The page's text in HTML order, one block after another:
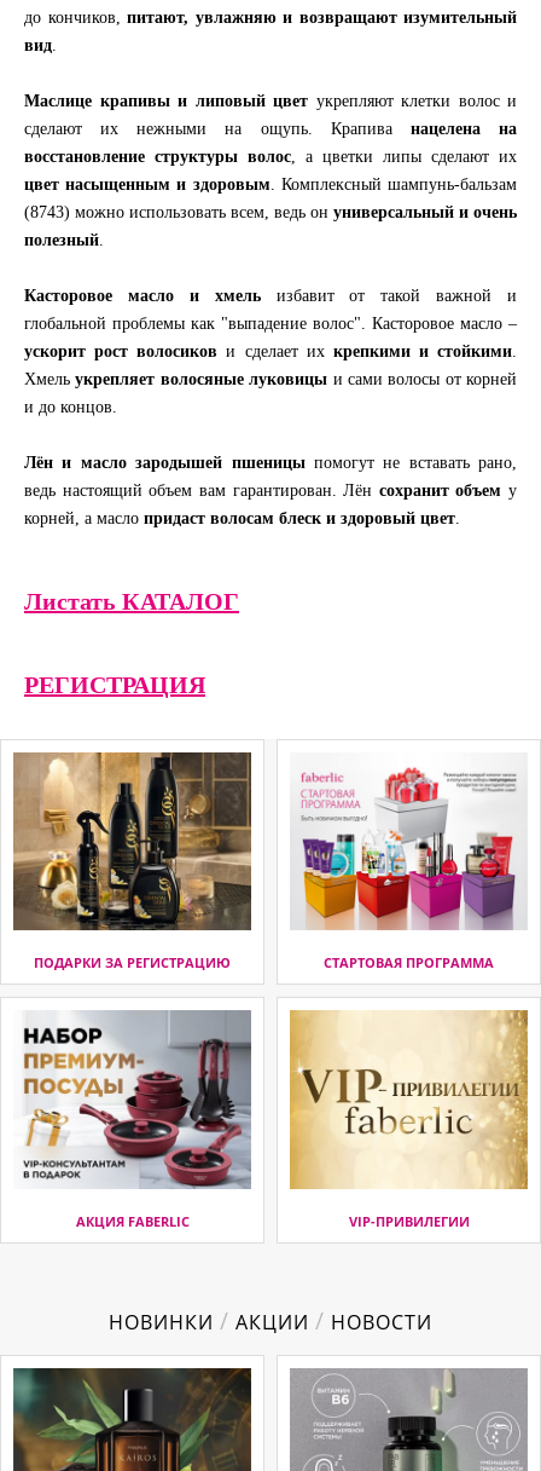
до кончиков, питают, увлажняю и возвращают изумительный
вид
Маслице крапивы и липовый цвет укрепляют клетки волос и
сделают их нежными на ощупь. Крапива нацелена на
восстановление структуры волос , а цветки липы сделают их
цвет насыщенным и здоровым . Комплексный шампунь-бальзам
(8743) можно использовать всем, ведь он универсальный и очень
полезный
Касторовое масло и хмельизбавит от такой важной и
глобальной проблемы как "выпадение волос". Касторовое масло –
ускорит рост волосиков и сделает их крепкими и стойкими
Хмельукрепляет волосяные луковицы и сами волосы от корней
и до концов.
Лён и масло зародышей пшеницыпомогут не вставать рано,
ведь настоящий объем вам гарантирован. Лён сохранит объем у
корней, а масло придаст волосам блеск и здоровый цвет
Листать КАТАЛОГ
РЕГИСТРАЦИЯ
ПОДАРКИ ЗА РЕГИСТРАЦИЮ СТАРТОВАЯ ПРОГРАММА
АКЦИЯ FABERLIC VIP-ПРИВИЛЕГИИ
НОВИНКИ / АКЦИИ / НОВОСТИ